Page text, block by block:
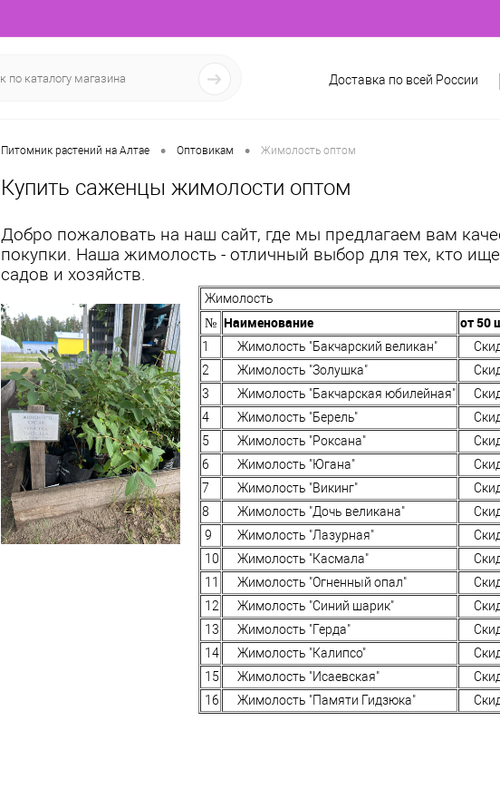
Доставка по всей России
Питомник растений на Алтае • Оптовикам • Жимолость оптом
Купить саженцы жимолости оптом
Добро пожаловать на наш сайт, где мы предлагаем вам
покупки. Наша жимолость - отличный выбор для тех, кто
садов и хозяйств.
Жимолость
№ Наименование от 50
1 Жимолость "Бакчарский великан"
2
Жимолость "Золушка"
3
Жимолость "Бакчарская юбилейная"
4
Жимолость "Берель"
5
Жимолость "Роксана"
6
Жимолость "Югана"
7
Жимолость "Викинг"
8
Жимолость "Дочь великана"
9
Жимолость "Лазурная"
10
Жимолость "Касмала"
11
Жимолость "Огненный опал"
12
Жимолость "Синий шарик"
13
Жимолость "Герда"
14
Жимолость "Калипсо"
15
Жимолость "Исаевская"
16
Жимолость "Памяти Гидзюка"